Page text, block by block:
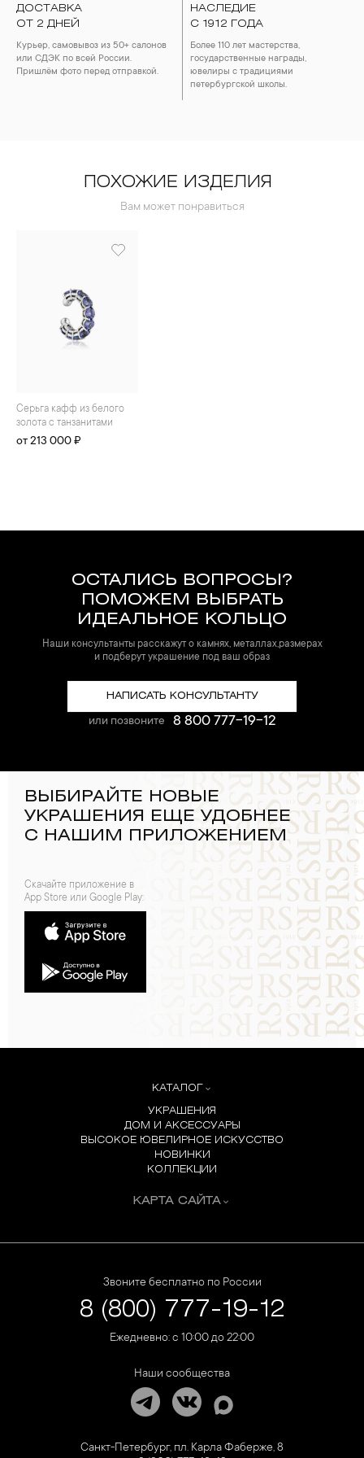
4. Специалисты обычно рекомендуют чистить украшения не
реже одного раза в месяц, а также регулярно протирать их
фланелевой или замшевой салфеткой.
ДОСТАВКА
ОТ 2 ДНЕЙ
Курьер, самовывоз из 50+ салонов
или СДЭК по всей России.
Пришлём фото перед отправкой.
НАСЛЕДИЕ
С 1912 ГОДА
Более 110 лет мастерства,
государственные награды,
ювелиры с традициями
петербургской школы.
ПОХОЖИЕ ИЗДЕЛИЯ
Вам может понравиться
Серьга кафф из белого
золота с танзанитами
от 213 000 ₽
ОСТАЛИСЬ ВОПРОСЫ?
ПОМОЖЕМ ВЫБРАТЬ
ИДЕАЛЬНОЕ КОЛЬЦО
Наши консультанты расскажут о камнях, металлах,размерах
и подберут украшение под ваш образ
НАПИСАТЬ КОНСУЛЬТАНТУ
или позвоните 8 800 777-19-12
ВЫБИРАЙТЕ НОВЫЕ
УКРАШЕНИЯ ЕЩЕ УДОБНЕЕ
С НАШИМ ПРИЛОЖЕНИЕМ
Скачайте приложение в
App Store или Google Play:
КАТАЛОГ
УКРАШЕНИЯ
ДОМ И АКСЕССУАРЫ
ВЫСОКОЕ ЮВЕЛИРНОЕ ИСКУССТВО
НОВИНКИ
КОЛЛЕКЦИИ
КАРТА САЙТА
Звоните бесплатно по России
8 (800) 777-19-12
Ежедневно: с 10:00 до 22:00
Наши сообщества
Санкт-Петербург, пл. Карла Фаберже, 8